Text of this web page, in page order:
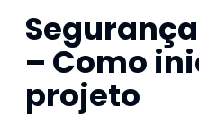
– Como
projeto